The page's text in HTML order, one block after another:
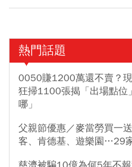
熱門話題
0050賺1200萬還不賣？
狂掃1100張揭「出場點位
哪」
父親節優惠／麥當勞買一
客、肯德基、遊樂園…29